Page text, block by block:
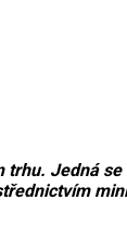
trhu. Jedná